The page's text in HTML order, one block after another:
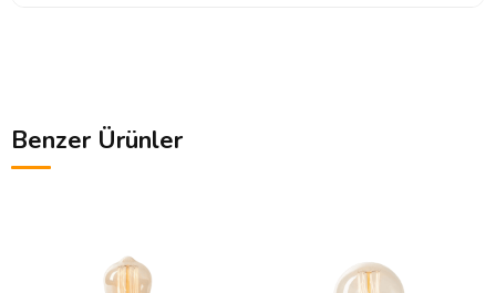
Benzer Ürünler